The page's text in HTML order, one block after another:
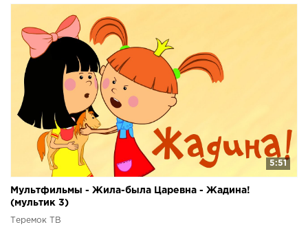
5:51
Мультфильмы - Жила-была Царевна - Жадина!
(мультик 3)
Теремок ТВ